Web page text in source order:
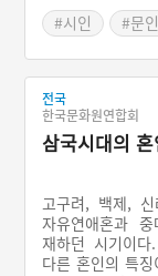
난 담락당 하립과
혼인해 서른두 살
이사해 살았으며
림 가운데 남편
과 전원의 풍치를
서로 화답하며 성
칭송하는 여성의
히 실현했다.
#시인
#문인
#조선여류예술
#전라북도의 문
전국
한국문화원연합회
삼국시대의
고구려, 백제,
자유연애혼과
재하던 시기이다
다른 혼인의 특